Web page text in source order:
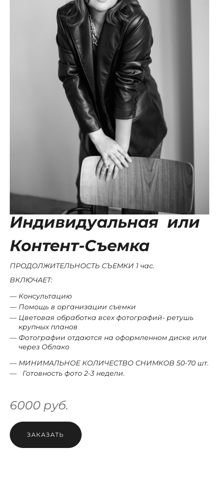
Индивидуальная или
Контент-Съемка
ПРОДОЛЖИТЕЛЬНОСТЬ СЪЕМКИ 1 час.
ВКЛЮЧАЕТ:
Консультацию
Помощь в организации съемки
Цветовая обработка всех фотографий- ретушь
крупных планов
Фотографии отдаются на оформленном диске или
через Облако
МИНИМАЛЬНОЕ КОЛИЧЕСТВО СНИМКОВ 50-70шт.
Готовность фото 2-3 недели.
6000 руб.
ЗАКАЗАТЬ